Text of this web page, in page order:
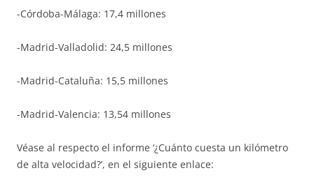
-Córdoba-Málaga: 17,4 millones
-Madrid-Valladolid: 24,5 millones
-Madrid-Cataluña: 15,5 millones
-Madrid-Valencia: 13,54 millones
Véase al respecto el informe ‘¿Cuánto cuesta un kilómetro
de alta velocidad?’, en el siguiente enlace: